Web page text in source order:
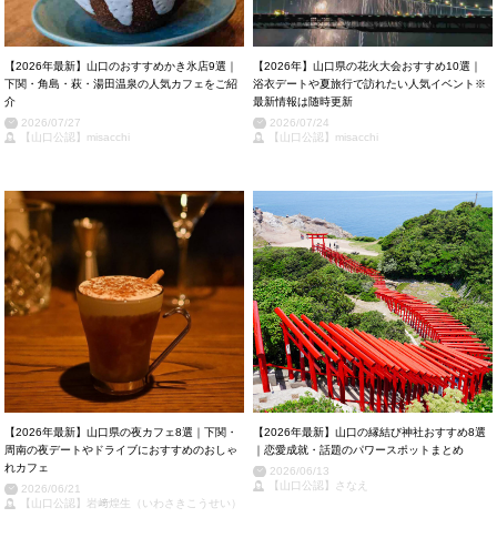
【2026年最新】山口のおすすめかき氷店9選｜
下関・角島・萩・湯田温泉の人気カフェをご紹
介
2026/07/27
【山口公認】misacchi
【2026年】山口県の花火大会おすすめ10選｜
浴衣デートや夏旅行で訪れたい人気イベント※
最新情報は随時更新
2026/07/24
【山口公認】misacchi
【2026年最新】山口県の夜カフェ8選｜下関・
周南の夜デートやドライブにおすすめのおしゃ
れカフェ
2026/06/21
【山口公認】岩﨑煌生（いわさきこうせい）
【2026年最新】山口の縁結び神社おすすめ8選
｜恋愛成就・話題のパワースポットまとめ
2026/06/13
【山口公認】さなえ